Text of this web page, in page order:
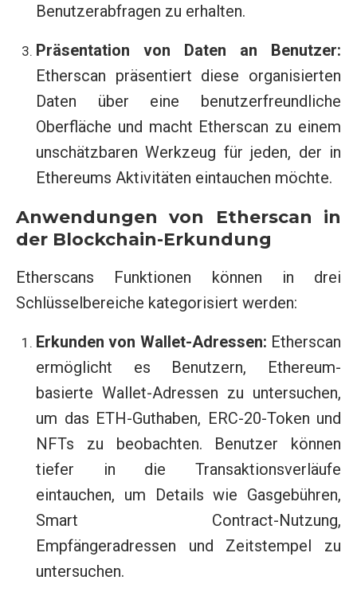
Benutzerabfragen zu erhalten.
Präsentation von Daten an Benutzer:
Etherscan präsentiert diese organisierten
Daten über eine benutzerfreundliche
Oberfläche und macht Etherscan zu einem
unschätzbaren Werkzeug für jeden, der in
Ethereums Aktivitäten eintauchen möchte.
Anwendungen von Etherscan in
der Blockchain-Erkundung
Etherscans Funktionen können in drei
Schlüsselbereiche kategorisiert werden:
Erkunden von Wallet-Adressen: Etherscan
ermöglicht es Benutzern, Ethereum-
basierte Wallet-Adressen zu untersuchen,
um das ETH-Guthaben, ERC-20-Token und
NFTs zu beobachten. Benutzer können
tiefer in die Transaktionsverläufe
eintauchen, um Details wie Gasgebühren,
Smart Contract-Nutzung,
Empfängeradressen und Zeitstempel zu
untersuchen.